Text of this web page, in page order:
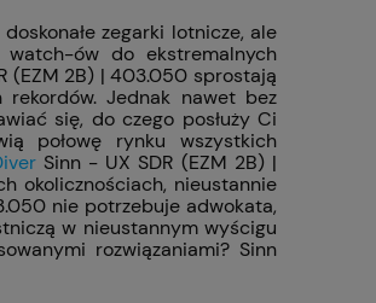
zegarki lotnicze, ale
watch-ów do ekstremalnych
(EZM 2B) | 403.050 sprostają
Jednak nawet bez
się, do czego posłuży Ci
połowę rynku wszystkich
Sinn - UX SDR (EZM 2B) |
okolicznościach, nieustannie
nie potrzebuje adwokata,
w nieustannym wyścigu
rozwiązaniami? Sinn